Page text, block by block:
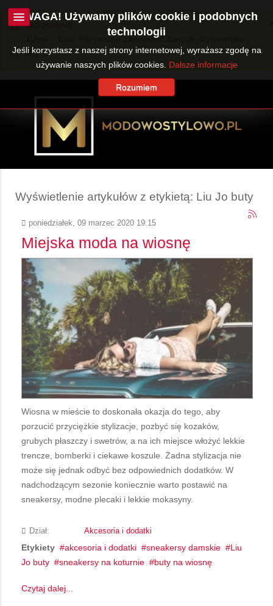
Ostrzeżenie
JUser::_load: Nie można załadować danych użytkownika o
ID: 360.
Wyświetlenie artykułów z etykietą: Liu Jo buty
poniedziałek, 09 marzec 2020 19:15
Miejska moda na wiosnę
Wiosna w mieście to doskonała okazja do tego, aby
porzucić przyciężkie stylizacje, pozbyć się kozaków,
grubych płaszczy i swetrów, a na ich miejsce włożyć lekkie
trencze, bomberki i ciekawe koszule. Żadna stylizacja nie
może się jednak odbyć bez odpowiednich dodatków. W
nadchodzącym sezonie koniecznie warto postawić na
sneakersy, modne plecaki i lekkie mokasyny.
Dział: Akcesoria i dodatki
Etykiety akcesoria i dodatki sneakersy damskie
Liu
Jo buty
sneakersy na koturnie buty na wiosnę
Czytaj dalej...
UWAGA! Używamy plików cookie i podobnych
technologii
Jeśli korzystasz z naszej strony internetowej, wyrażasz zgodę na
używanie naszych plików cookies. Dalsze informacje
Rozumiem